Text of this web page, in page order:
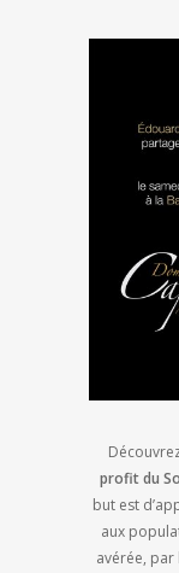
profit du
but est
aux
avérée, par